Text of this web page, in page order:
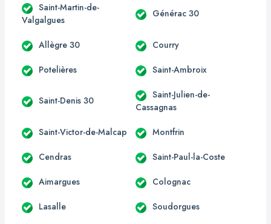
Saint-Martin-de-
Valgalgues
Générac 30
Allègre 30 Courry
Potelières Saint-Ambroix
Saint-Denis 30
Saint-Julien-de-
Cassagnas
Saint-Victor-de-Malcap Montfrin
Cendras Saint-Paul-la-Coste
Aimargues Colognac
Lasalle Soudorgues